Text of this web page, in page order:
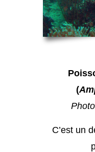
(
C’est un